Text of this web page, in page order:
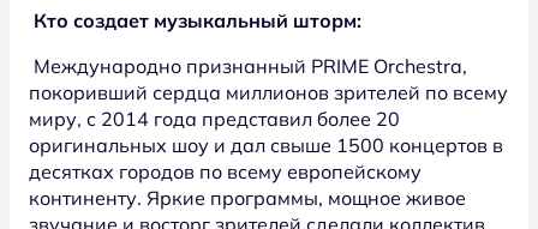
Кто создает музыкальный шторм:
Международно признанный PRIME Orchestra,
покоривший сердца миллионов зрителей по всему
миру, с 2014 года представил более 20
оригинальных шоу и дал свыше 1500 концертов в
десятках городов по всему европейскому
континенту. Яркие программы, мощное живое
звучание и восторг зрителей сделали коллектив